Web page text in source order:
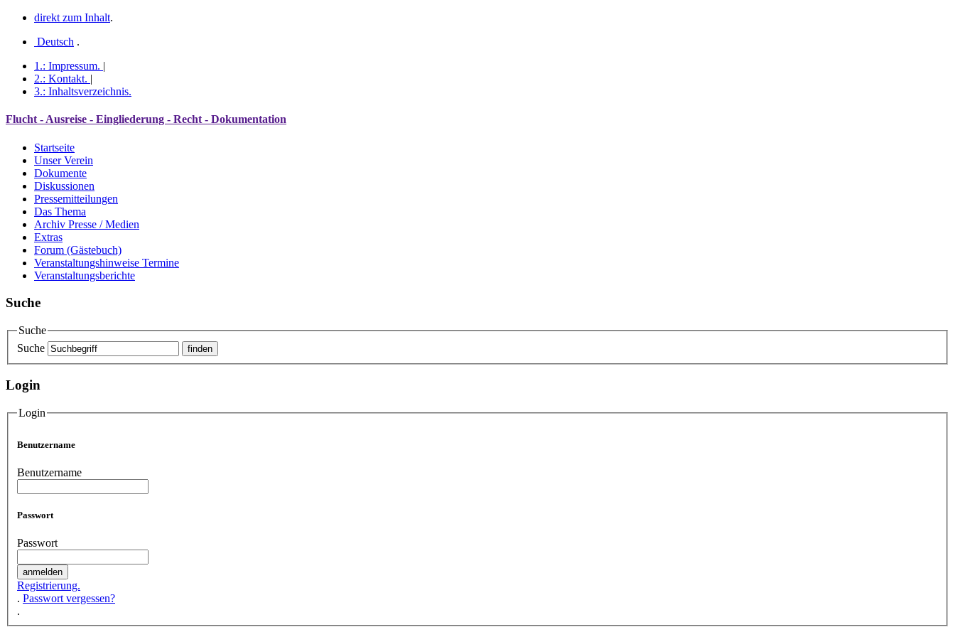
direkt zum Inhalt.
Deutsch .
1.: Impressum. |
2.: Kontakt. |
3.: Inhaltsverzeichnis.
Flucht - Ausreise - Eingliederung - Recht - Dokumentation
Startseite
Unser Verein
Dokumente
Diskussionen
Pressemitteilungen
Das Thema
Archiv Presse / Medien
Extras
Forum (Gästebuch)
Veranstaltungshinweise Termine
Veranstaltungsberichte
Suche
Suche
Suche
Login
Login
Benutzername
Benutzername
Passwort
Passwort
Registrierung.
. Passwort vergessen?
.